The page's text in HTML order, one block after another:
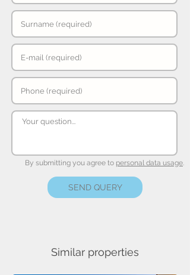
By submitting you agree to personal data usage.
SEND QUERY
Similar properties